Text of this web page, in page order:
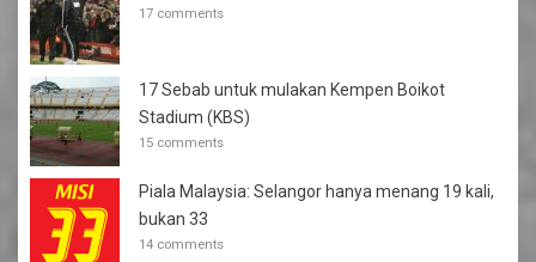
17 comments
17 Sebab untuk mulakan Kempen Boikot
Stadium (KBS)
15 comments
Piala Malaysia: Selangor hanya menang 19 kali,
bukan 33
14 comments